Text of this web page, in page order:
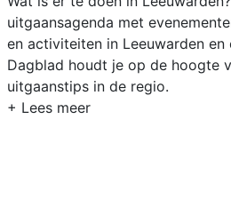
uitgaansagenda met
en activiteiten in Leeuwarden
Dagblad houdt je op de hoogte
uitgaanstips in de regio.